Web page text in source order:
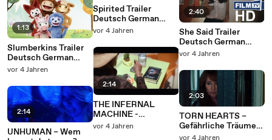
1:13
Slumberkins Trailer
Deutsch German
(2022) Apple TV+
vor 4 Jahren
2:14
UNHUMAN – Wem
Spirited Trailer
Deutsch German
(2022)
vor 4 Jahren
2:14
THE INFERNAL
MACHINE -
Gefährliche
vor 4 Jahren
2:40
She Said Trailer
Deutsch German
(2022)
vor 4 Jahren
2:03
TORN HEARTS –
Gefährliche Träume
Trailer Deutsch